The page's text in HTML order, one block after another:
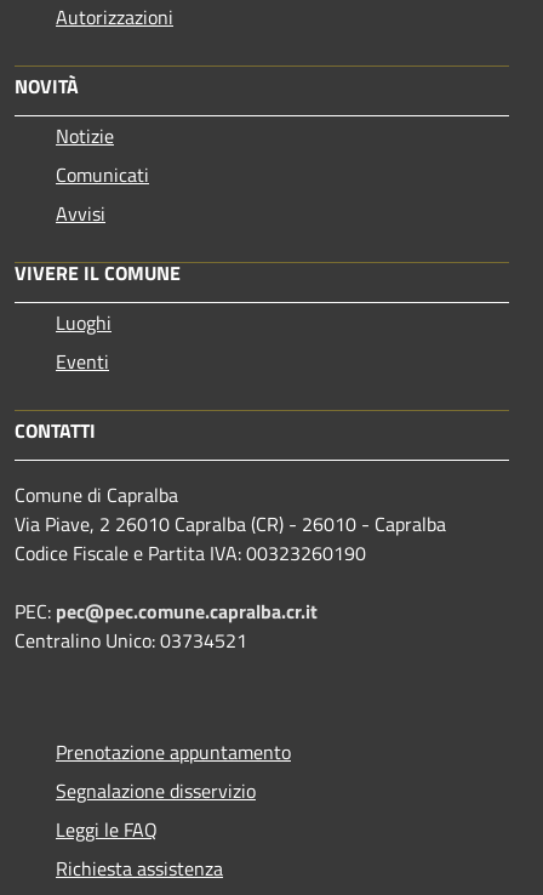
Autorizzazioni
NOVITÀ
Notizie
Comunicati
Avvisi
VIVERE IL COMUNE
Luoghi
Eventi
CONTATTI
Comune di Capralba
Via Piave, 2 26010 Capralba (CR) - 26010 - Capralba
Codice Fiscale e Partita IVA: 00323260190
PEC: pec@pec.comune.capralba.cr.it
Centralino Unico: 03734521
Prenotazione appuntamento
Segnalazione disservizio
Leggi le FAQ
Richiesta assistenza